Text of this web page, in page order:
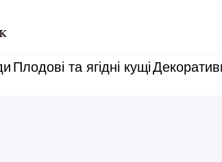
Плодові та ягідні кущі